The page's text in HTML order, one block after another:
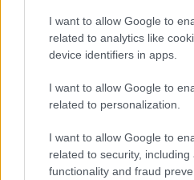
I want to allow Google to
related to analytics like
device identifiers in apps.
I want to allow Google to
related to personalization.
I want to allow Google to
related to security, including
functionality and fraud